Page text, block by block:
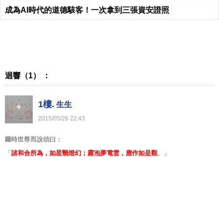
成為AI時代的道德駭客！一次拿到三張資安證照
迴響（1） ：
1樓. 生生
2015/05/26 22:43
爾時世尊而說頌曰：
「 諸和合所為，如星翳燈幻；露泡夢電雲，應作如是觀。」